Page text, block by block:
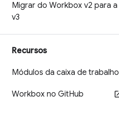
Migrar do Workbox v2 para a
v3
Recursos
Módulos da caixa de trabalho
Workbox no GitHub